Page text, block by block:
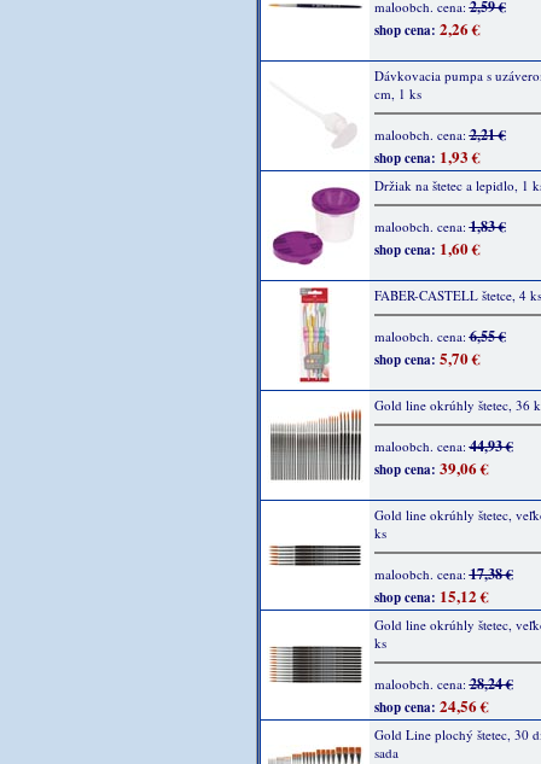
maloobch. cena:2,59 €
shop cena: 2,26 €
Dávkovacia pumpa s
cm, 1 ks
maloobch. cena:2,21 €
shop cena: 1,93 €
Držiak na štetec a lepidlo, 1
maloobch. cena:1,83 €
shop cena: 1,60 €
FABER-CASTELL štetce, 4 ks
maloobch. cena:6,55 €
shop cena: 5,70 €
Gold line okrúhly štetec, 36
maloobch. cena:44,93 €
shop cena: 39,06 €
Gold line okrúhly štetec,
ks
maloobch. cena:17,38 €
shop cena: 15,12 €
Gold line okrúhly štetec,
ks
maloobch. cena:28,24 €
shop cena: 24,56 €
Gold Line plochý štetec, 30
sada